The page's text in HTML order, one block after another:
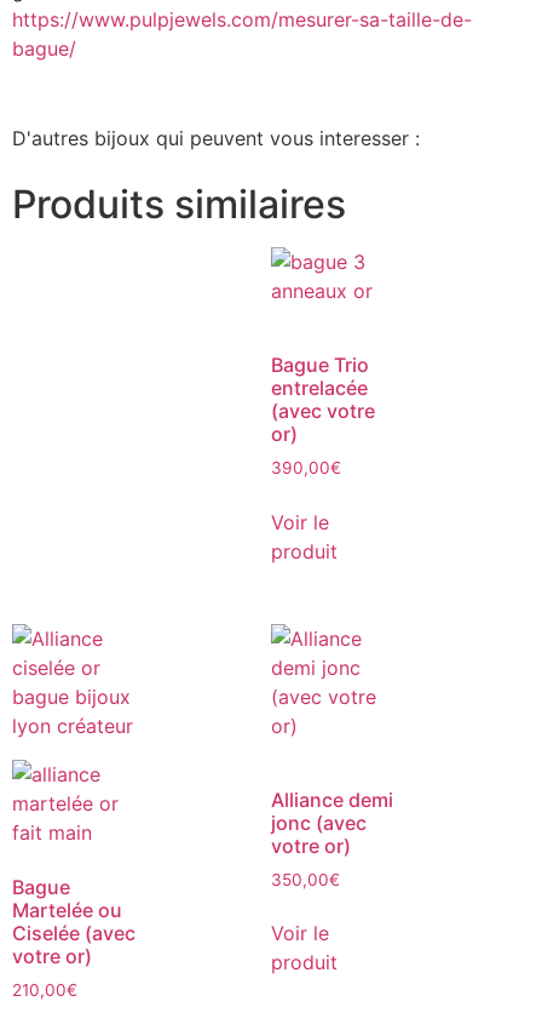
https://www.pulpjewels.com/mesurer-sa-taille-de-
bague/
D'autres bijoux qui peuvent vous interesser :
Produits similaires
Bague Trio
entrelacée
(avec votre
or)
390,00€
Voir le
produit
Bague
Martelée ou
Ciselée (avec
votre or)
210,00€
Alliance demi
jonc (avec
votre or)
350,00€
Voir le
produit